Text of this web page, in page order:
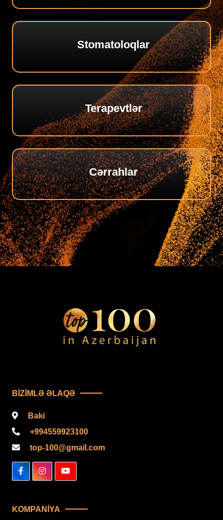
Stomatoloqlar
Terapevtlər
Сərrahlar
BIZIMLƏ ƏLAQƏ
Baki
+994559923100
top-100@gmail.com
KOMPANIYA